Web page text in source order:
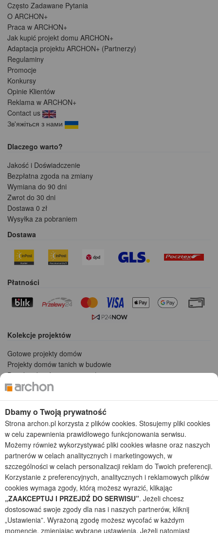
Często Zadawane Pytania
O ARCHON+
Praca w ARCHON+
Jak kupić projekt domu ARCHON+
Adaptacja projektu ARCHON+ (Partnerzy)
Regulaminy
Promocje
Konkursy
Opinie Klientów
Reklama w ARCHON+
Contact us
Зв'яжіться з нами
Dlaczego warto?
Jakość i Doświadczenie
Bezpłatna zgoda na zmiany
Wymiana do 90 dni
Zwrot do 30 dni
Dostawa 0 zł
Wysyłka za pobraniem
Dostawa
Płatności
Kolekcje projektów
Gotowe projekty domów
Projekty domów tanich w budowie
Projekty domów szeregowych
Projekty małych domów (do 150 m2)
Projekty domów bliźniaczych
Projekty domów nowoczesnych
Projekty domów parterowych
2026 © ARCHON+ Biuro Projektów - Tradycyjne i nowoczesne gotowe
projekty domów - autorska pracownia architektoniczna założona w 1990r.
przez arch. Barbarę Mendel
Z uwagi na ciągłe doskonalenie procesu powstawania projektów (zgodnie z
normą ISO 9001), prezentowane na stronie projekty domów mogą
nieznacznie różnić się od dokumentacji technicznej.
Informujemy, iż w celu optymalizacji treści dostępnych w naszym sklepie,
dostosowania ich do Państwa indywidualnych potrzeb korzystamy z
informacji zapisanych za pomocą plików cookies na urządzeniach
Dbamy o Twoją prywatność
Strona archon.pl korzysta z plików cookies. Stosujemy pliki cookies
w celu zapewnienia prawidłowego funkcjonowania serwisu.
Możemy również wykorzystywać pliki cookies własne oraz naszych
partnerów w celach analitycznych i marketingowych, w
szczególności w celach personalizacji reklam do Twoich preferencji.
Korzystanie z preferencyjnych, analitycznych i reklamowych plików
cookies wymaga zgody, którą możesz wyrazić, klikając
„ZAAKCEPTUJ I PRZEJDŹ DO SERWISU”. Jeżeli chcesz
dostosować swoje zgody dla nas i naszych partnerów, kliknij
„Ustawienia”. Wyrażoną zgodę możesz wycofać w każdym
momencie, zmieniając wybrane ustawienia. Jeżeli natomiast